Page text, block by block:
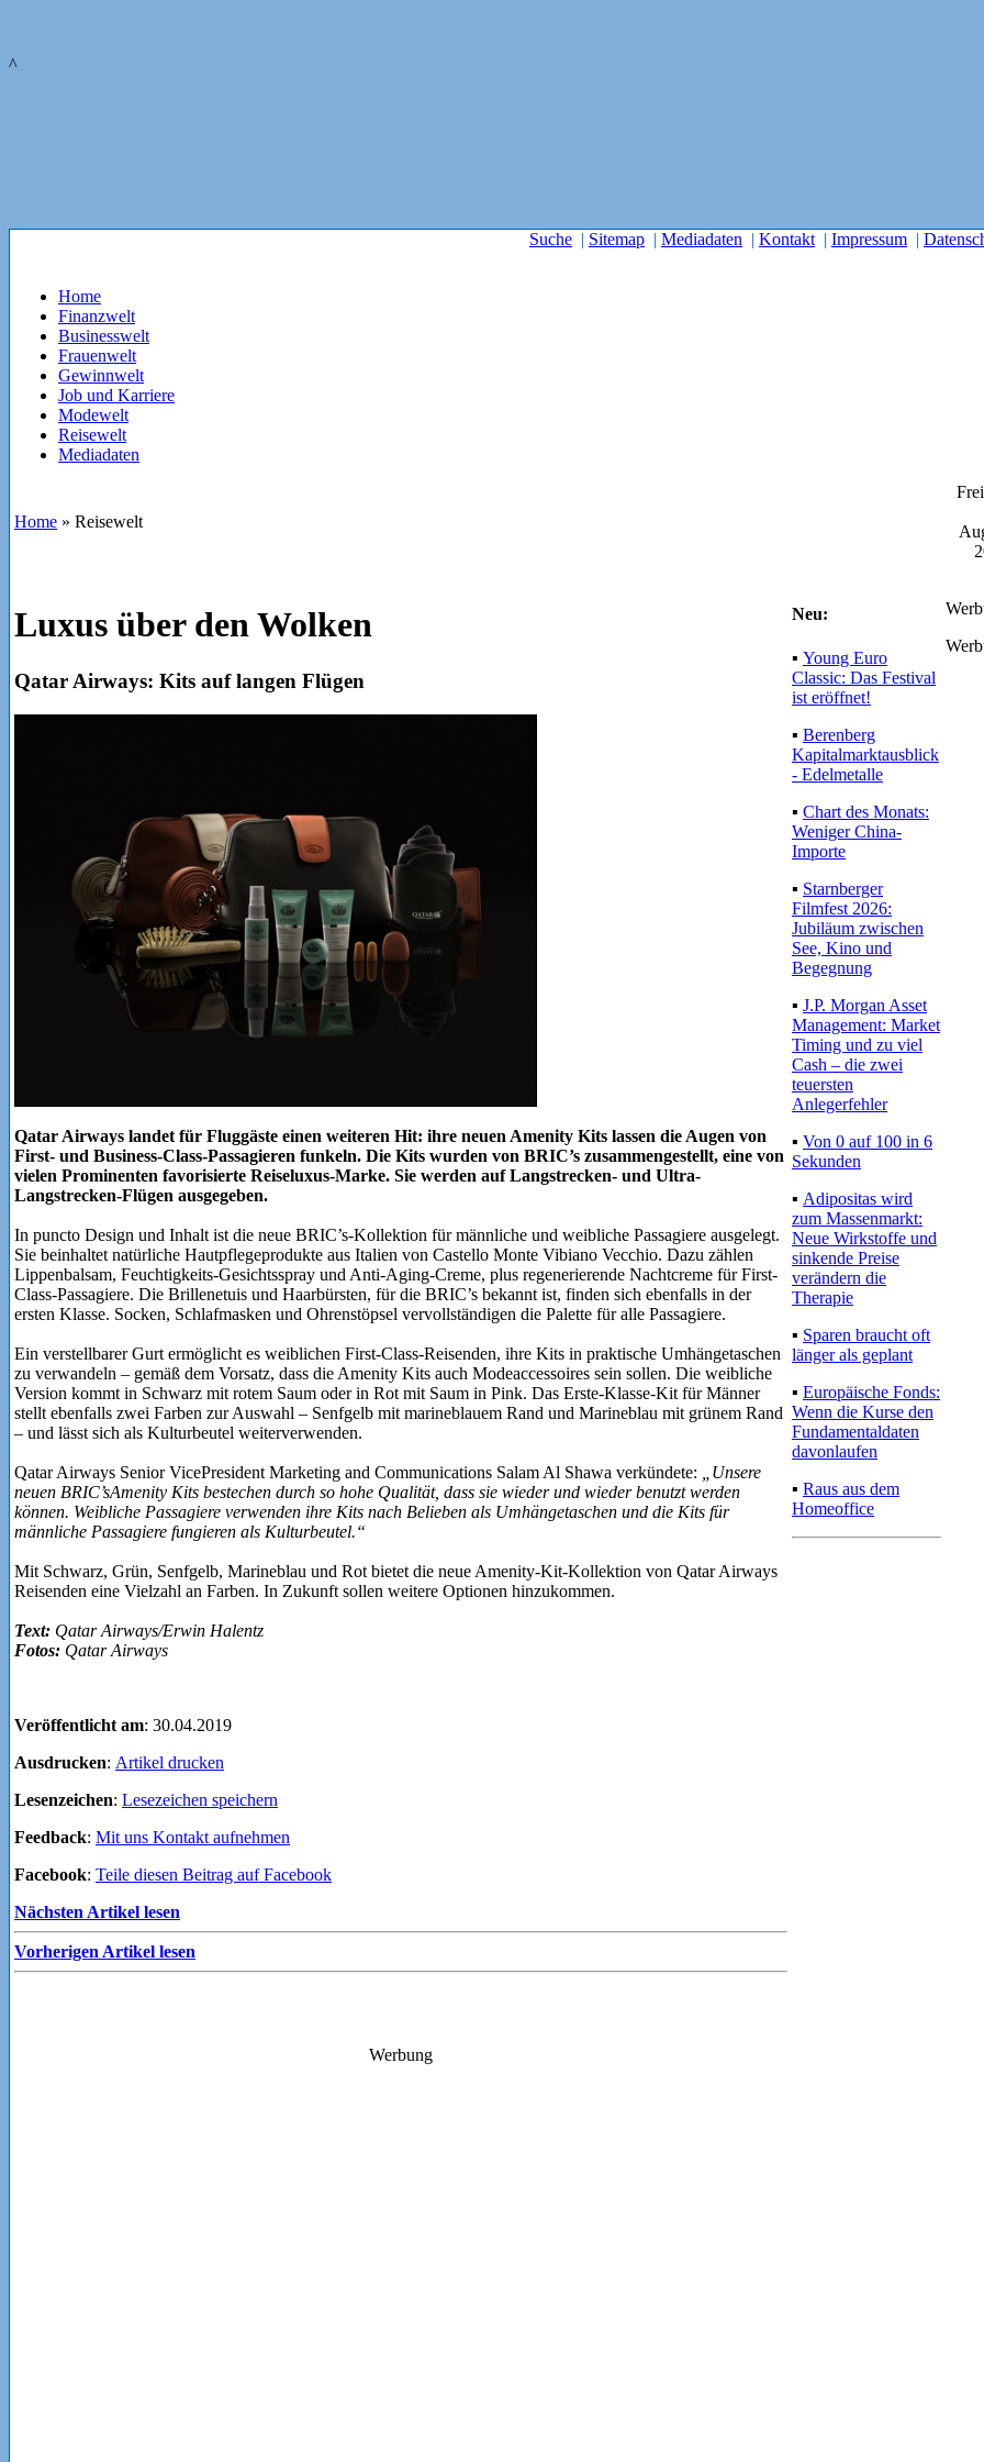
^
Suche | Sitemap | Mediadaten | Kontakt | Impressum |
Home
Finanzwelt
Businesswelt
Frauenwelt
Gewinnwelt
Job und Karriere
Modewelt
Reisewelt
Mediadaten
Home » Reisewelt
Luxus über den Wolken
Qatar Airways: Kits auf langen Flügen
Qatar Airways landet für Fluggäste einen weiteren Hit: ihre neuen Amenity Kits lassen die Augen von
First- und Business-Class-Passagieren funkeln. Die Kits wurden von BRIC’s zusammengestellt, eine von
vielen Prominenten favorisierte Reiseluxus-Marke. Sie werden auf Langstrecken- und Ultra-
Langstrecken-Flügen ausgegeben.
In puncto Design und Inhalt ist die neue BRIC’s-Kollektion für männliche und weibliche Passagiere ausgelegt.
Sie beinhaltet natürliche Hautpflegeprodukte aus Italien von Castello Monte Vibiano Vecchio. Dazu zählen
Lippenbalsam, Feuchtigkeits-Gesichtsspray und Anti-Aging-Creme, plus regenerierende Nachtcreme für First-
Class-Passagiere. Die Brillenetuis und Haarbürsten, für die BRIC’s bekannt ist, finden sich ebenfalls in der
ersten Klasse. Socken, Schlafmasken und Ohrenstöpsel vervollständigen die Palette für alle Passagiere.
Ein verstellbarer Gurt ermöglicht es weiblichen First-Class-Reisenden, ihre Kits in praktische Umhängetaschen
zu verwandeln – gemäß dem Vorsatz, dass die Amenity Kits auch Modeaccessoires sein sollen. Die weibliche
Version kommt in Schwarz mit rotem Saum oder in Rot mit Saum in Pink. Das Erste-Klasse-Kit für Männer
stellt ebenfalls zwei Farben zur Auswahl – Senfgelb mit marineblauem Rand und Marineblau mit grünem Rand
– und lässt sich als Kulturbeutel weiterverwenden.
Qatar Airways Senior VicePresident Marketing and Communications Salam Al Shawa verkündete:
„Unsere
neuen BRIC’sAmenity Kits bestechen durch so hohe Qualität, dass sie wieder und wieder benutzt werden
können. Weibliche Passagiere verwenden ihre Kits nach Belieben als Umhängetaschen und die Kits für
männliche Passagiere fungieren als Kulturbeutel.“
Mit Schwarz, Grün, Senfgelb, Marineblau und Rot bietet die neue Amenity-Kit-Kollektion von Qatar Airways
Reisenden eine Vielzahl an Farben. In Zukunft sollen weitere Optionen hinzukommen.
Text: Qatar Airways/Erwin Halentz
Fotos: Qatar Airways
Veröffentlicht am: 30.04.2019
Ausdrucken: Artikel drucken
Lesenzeichen: Lesezeichen speichern
Feedback: Mit uns Kontakt aufnehmen
Facebook: Teile diesen Beitrag auf Facebook
Nächsten Artikel lesen
Vorherigen Artikel lesen
Neu:
▪Young Euro
Classic: Das Festival
ist eröffnet!
▪Berenberg
Kapitalmarktausblick
- Edelmetalle
▪Chart des Monats:
Weniger China-
Importe
▪Starnberger
Filmfest 2026:
Jubiläum zwischen
See, Kino und
Begegnung
▪J.P. Morgan Asset
Management:
Market Timing und
zu viel Cash – die
zwei teuersten
Anlegerfehler
▪Von 0 auf 100 in 6
Sekunden
▪Adipositas wird
zum Massenmarkt:
Neue Wirkstoffe und
sinkende Preise
verändern die
Therapie
▪Sparen braucht oft
länger als geplant
▪Europäische
Fonds: Wenn die
Kurse den
Fundamentaldaten
▪Raus aus dem
Werbung